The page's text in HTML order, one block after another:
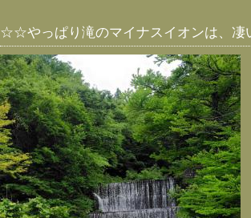
☆☆やっぱり滝のマイナスイオンは、